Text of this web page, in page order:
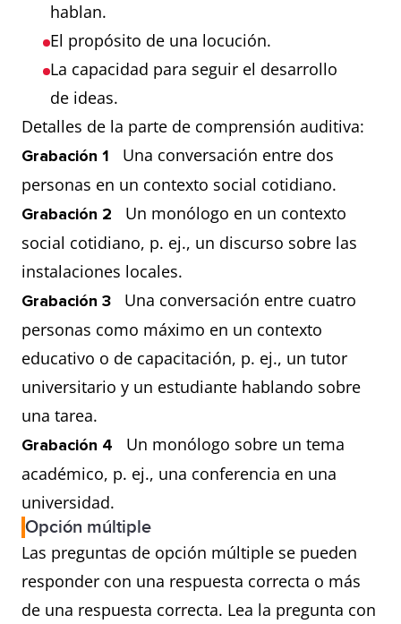
hablan.
El propósito de una locución.
La capacidad para seguir el desarrollo
de ideas.
Detalles de la parte de comprensión auditiva:
Grabación 1
Una conversación entre dos
personas en un contexto social cotidiano.
Grabación 2
Un monólogo en un contexto
social cotidiano, p. ej., un discurso sobre las
instalaciones locales.
Grabación 3
Una conversación entre cuatro
personas como máximo en un contexto
educativo o de capacitación, p. ej., un tutor
universitario y un estudiante hablando sobre
una tarea.
Grabación 4
Un monólogo sobre un tema
académico, p. ej., una conferencia en una
universidad.
Opción múltiple
Las preguntas de opción múltiple se pueden
responder con una respuesta correcta o más
de una respuesta correcta. Lea la pregunta con